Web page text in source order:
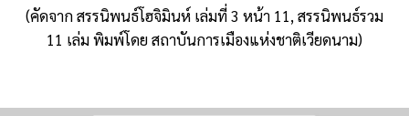
(คัดจาก สรรนิพนธ์โฮจิมินห์ เล่มที่ 3 หน้า 11, สรรนิพนธ์รวม
11 เล่ม พิมพ์โดย สถาบันการเมืองแห่งชาติเวียดนาม)